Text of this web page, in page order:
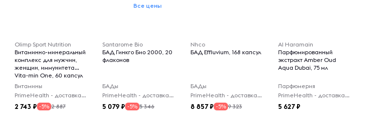
Все цены
Olimp Sport Nutrition
Витаминно-минеральный
комплекс для мужчин,
женщин, иммунитета
Vita-min One, 60 капсул
Витамины
PrimeHealth - доставка из-за рубежа
2 743 -5% 2 887
Santarome Bio
БАД Гинкго Био 2000, 20
флаконов
БАДы
PrimeHealth - доставка из-за рубежа
5 079 -5% 5 346
Nhco
БАД Effluvium, 168 капсул
БАДы
PrimeHealth - доставка из-за рубежа
8 857 -5% 9 323
Al Haramain
Парфюмированный
экстракт Amber Oud
Aqua Dubai, 75 мл
Парфюмерия
PrimeHealth - доставка из-за рубежа
5 627